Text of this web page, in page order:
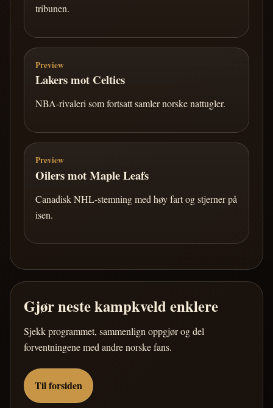
tribunen.
Preview
Lakers mot Celtics
NBA-rivaleri som fortsatt samler norske nattugler.
Preview
Oilers mot Maple Leafs
Canadisk NHL-stemning med høy fart og stjerner på
isen.
Gjør neste kampkveld enklere
Sjekk programmet, sammenlign oppgjør og del
forventningene med andre norske fans.
Til forsiden